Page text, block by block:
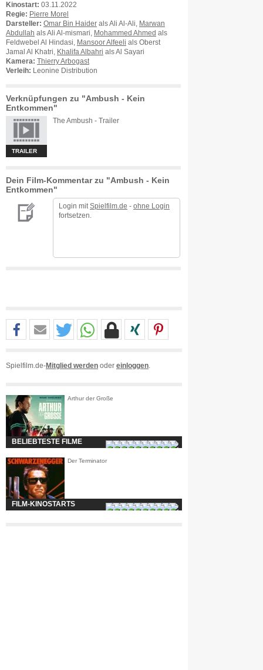
Kinostart: 03.11.2022
Regie: Pierre Morel
Darsteller: Omar Bin Haider als Ali Al-Ali,
Marwan
Abdullah als Ali Al-mismari, Mohammed Ahmed als
Feldwebel Al Hindasi,
Mansoor Alfeeli als Oberst
Jamal Al Khatri,
Khalifa Albahri als Al Sayari
Kamera: Thierry Arbogast
Verleih: Leonine Distribution
Verknüpfungen zu "Ambush - Kein
Entkommen"
TRAILER
The Ambush - Trailer
Dein Film-Kommentar zu "Ambush - Kein
Entkommen"
Login mit Spielfilm.de - ohne Login
fortsetzen.
Spielfilm.de-Mitglied werden oder einloggen
Arthur der Große
BELIEBTESTE FILME
Der Terminator
FILM-KINOSTARTS